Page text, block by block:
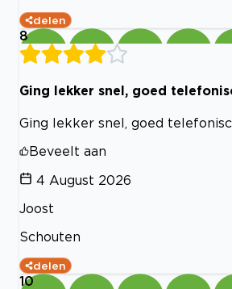
delen
8
Ging lekker snel, goed
Ging lekker snel, goed
Beveelt aan
4 August 2026
Joost
Schouten
delen
10